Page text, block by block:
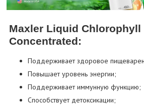
Maxler Liquid Chlorophyll
Concentrated:
Поддерживает здоровое
Повышает уровень энергии;
Поддерживает иммунную функцию;
Способствует детоксикации;